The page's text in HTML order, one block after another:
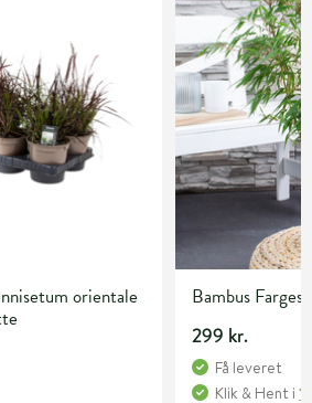
orientale
Bambus
299 kr.
Få leveret
Klik & Hent i